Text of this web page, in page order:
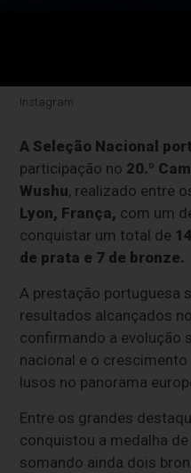
Instagram
A Seleção Nacional
participação no 20.º
Wushu, realizado entre
Lyon, França, com um
conquistar um total de
de prata e 7 de bronze.
A prestação portuguesa
resultados alcançados
confirmando a evolução
nacional e o
lusos no panorama
Entre os grandes
conquistou a medalha
somando ainda dois